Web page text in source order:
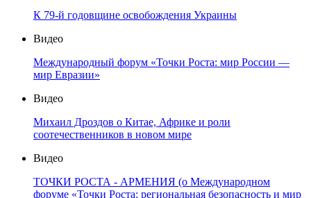
К 79-й годовщине освобождения Украины
Видео
Международный форум «Точки Роста: мир России —
мир Евразии»
Видео
Михаил Дроздов о Китае, Африке и роли
соотечественников в новом мире
Видео
ТОЧКИ РОСТА - АРМЕНИЯ (о Международном
форуме «Точки Роста: региональная безопасность и мир